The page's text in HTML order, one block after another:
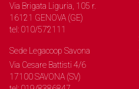
Via Brigata Liguria, 105 r.
16121 GENOVA (GE)
tel: 010/572111
Sede Legacoop Savona
Via Cesare Battisti 4/6
17100 SAVONA (SV)